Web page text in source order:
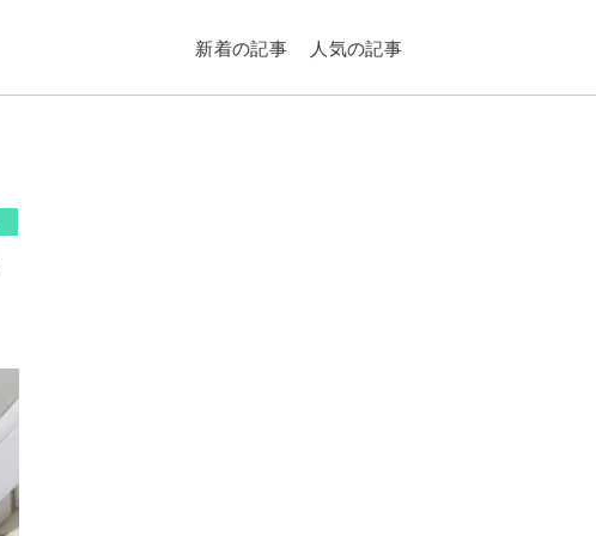
新着の記事 人気の記事